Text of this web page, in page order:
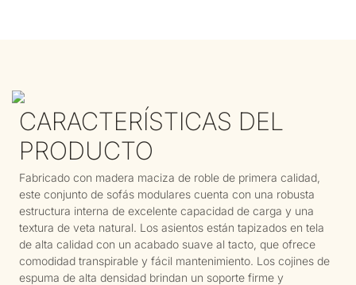
CARACTERÍSTICAS DEL
PRODUCTO
Fabricado con madera maciza de roble de primera calidad,
este conjunto de sofás modulares cuenta con una robusta
estructura interna de excelente capacidad de carga y una
textura de veta natural. Los asientos están tapizados en tela
de alta calidad con un acabado suave al tacto, que ofrece
comodidad transpirable y fácil mantenimiento. Los cojines de
espuma de alta densidad brindan un soporte firme y